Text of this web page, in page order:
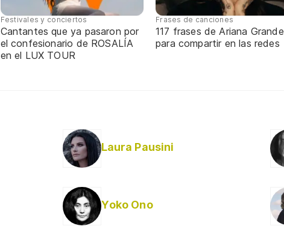
Festivales y conciertos
Cantantes que ya pasaron por
el confesionario de ROSALÍA
en el LUX TOUR
Frases de canciones
117 frases de Ariana Grande
para compartir en las redes
Laura Pausini
Yoko Ono